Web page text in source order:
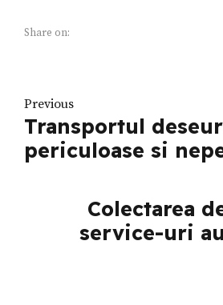
Share on:
Previous
Transportul
periculoase si
Colectarea
service-uri